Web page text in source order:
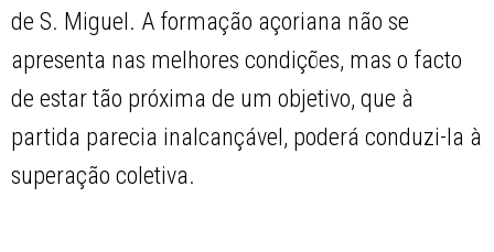
de S. Miguel. A formação açoriana não se
apresenta nas melhores condições, mas o facto
de estar tão próxima de um objetivo, que à
partida parecia inalcançável, poderá conduzi-la à
superação coletiva.